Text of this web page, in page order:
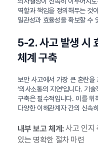
역할과 책임을 정의해두는 것
일관성과 효율성을 확보할 수
5-2. 사고 발생 시
체계 구축
보안 사고에서 가장 큰 혼란을
‘의사소통의 지연’입니다. 기
구축은 필수적입니다. 이를
다양한 이해관계자 간의 신속
내부 보고 체계:사고 인지
있는 명확한 절차 마련